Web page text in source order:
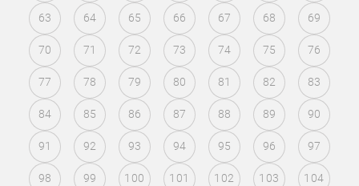
63 64 65 66 67 68 69
70 71 72 73 74 75 76
77 78 79 80 81 82 83
84 85 86 87 88 89 90
91 92 93 94 95 96 97
98 99 100 101 102 103 104